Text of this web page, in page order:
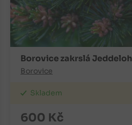
Borovice zakrslá Jeddeloh
Borovice
Skladem
600 Kč